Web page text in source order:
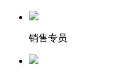
销售专员